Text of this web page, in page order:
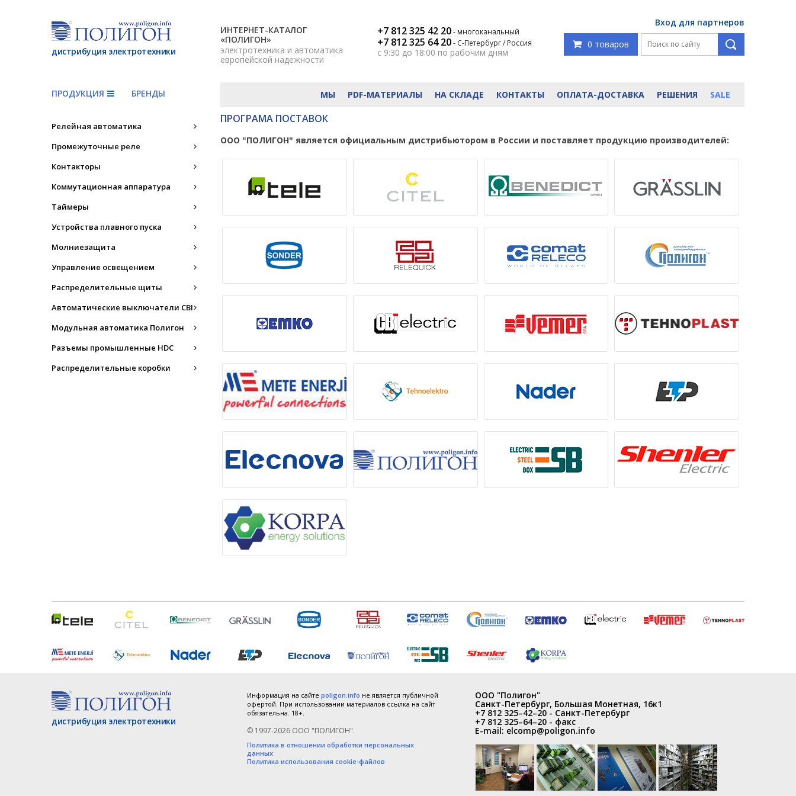
дистрибуция электротехники
ИНТЕРНЕТ-КАТАЛОГ
«ПОЛИГОН»
электротехника и автоматика
европейской надежности
+7 812 325 42 20- многоканальный
+7 812 325 64 20- С-Петербург / Россия
с 9:30 до 18:00 по рабочим дням
Вход для партнеров
0 товаров
ПРОДУКЦИЯ БРЕНДЫ МЫ PDF-МАТЕРИАЛЫ НА СКЛАДЕ КОНТАКТЫ ОПЛАТА-ДОСТАВКА РЕШЕНИЯ SALE
Релейная автоматика
Промежуточные реле
Контакторы
Коммутационная аппаратура
Таймеры
Устройства плавного пуска
Молниезащита
Управление освещением
Распределительные щиты
Автоматические выключатели CBI
Модульная автоматика Полигон
Разъемы промышленные HDC
Распределительные коробки
ПРОГРАМА ПОСТАВОК
ООО "ПОЛИГОН" является официальным дистрибьютором в России и поставляет продукцию производителей:
дистрибуция электротехники
Информация на сайте poligon.info не является публичной
офертой. При использовании материалов ссылка на сайт
обязательна. 18+.
© 1997-2026 ООО "ПОЛИГОН".
Политика в отношении обработки персональных
данных
Политика использования cookie-файлов
ООО "Полигон"
Санкт-Петербург, Большая Монетная, 16к1
+7 812 325–42–20 - Санкт-Петербург
+7 812 325–64–20 - факс
E-mail: elcomp@poligon.info